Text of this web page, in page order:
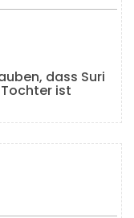
dass Suri
ist